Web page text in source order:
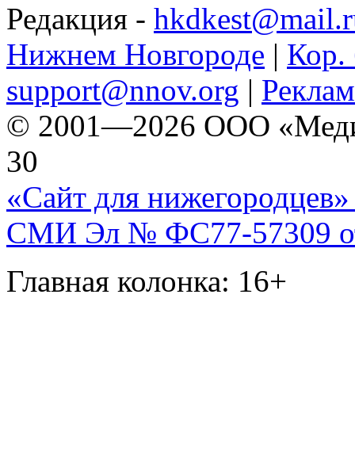
Редакция -
Нижнем Новгороде | Кор.
support@nnov.org |
© 2001—2026 ООО
30
«Сайт для нижегородцев»
СМИ Эл № ФС77-57309
Главная колонка: 16+